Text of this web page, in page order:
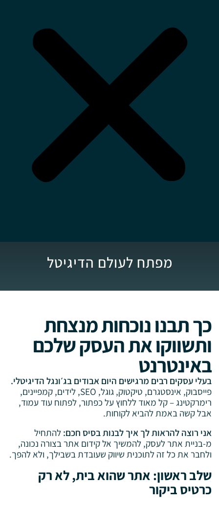
מפתח לעולם הדיגיטל
כך תבנו נוכחות מנצחת
ותשווקו את העסק שלכם
באינטרנט
בעלי עסקים רבים מרגישים היום אבודים בג׳ונגל הדיגיטלי.
פייסבוק, אינסטגרם, טיקטוק, גוגל, SEO, לידים, קמפיינים,
רימרקטינג – קל מאוד ללחוץ על כפתור, לפתוח עוד עמוד,
אבל קשה באמת להביא לקוחות.
אני רוצה להראות לך איך לבנות בסיס חכם:להתחיל
מ-בניית אתר לעסק, להמשיך אל קידום אתר בצורה נכונה,
ולחבר את כל זה לתוכנית שיווק שעובדת בשבילך, ולא להפך.
שלב ראשון: אתר שהוא בית, לא רק
כרטיס ביקור